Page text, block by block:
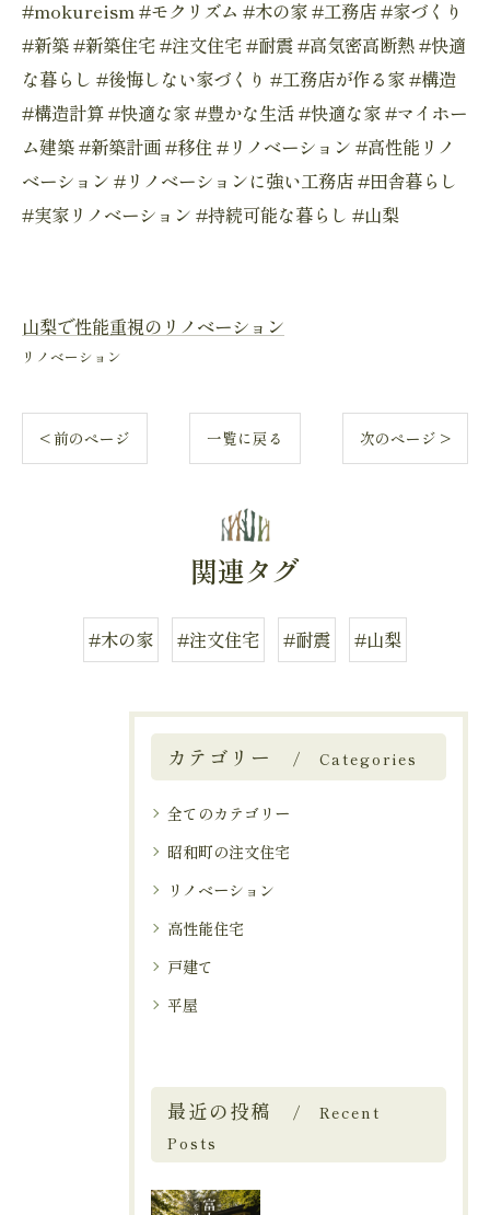
#mokureism #モクリズム #木の家 #工務店 #家づくり
#新築 #新築住宅 #注文住宅 #耐震 #高気密高断熱 #快適
な暮らし #後悔しない家づくり #工務店が作る家 #構造
#構造計算 #快適な家 #豊かな生活 #快適な家 #マイホー
ム建築 #新築計画 #移住 #リノベーション #高性能リノ
ベーション #リノベーションに強い工務店 #田舎暮らし
#実家リノベーション #持続可能な暮らし #山梨
山梨で性能重視のリノベーション
リノベーション
< 前のページ 一覧に戻る 次のページ >
関連タグ
#木の家 #注文住宅 #耐震 #山梨
カテゴリー Categories
全てのカテゴリー
昭和町の注文住宅
リノベーション
高性能住宅
戸建て
平屋
最近の投稿
Recent
Posts